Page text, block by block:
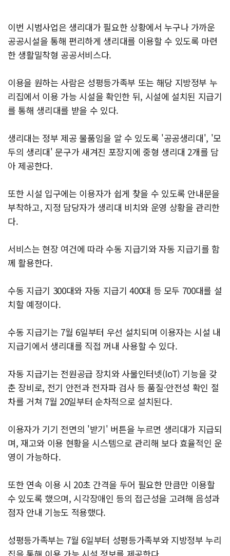
이번 시범사업은 생리대가 필요한 상황에서 누구나 가까운
공공시설을 통해 편리하게 생리대를 이용할 수 있도록 마련
한 생활밀착형 공공서비스다.
이용을 원하는 사람은 성평등가족부 또는 해당 지방정부 누
리집에서 이용 가능 시설을 확인한 뒤, 시설에 설치된 지급기
를 통해 생리대를 받을 수 있다.
생리대는 정부 제공 물품임을 알 수 있도록 '공공생리대', '모
두의 생리대' 문구가 새겨진 포장지에 중형 생리대 2개를 담
아 제공한다.
또한 시설 입구에는 이용자가 쉽게 찾을 수 있도록 안내문을
부착하고, 지정 담당자가 생리대 비치와 운영 상황을 관리한
다.
서비스는 현장 여건에 따라 수동 지급기와 자동 지급기를 함
께 활용한다.
수동 지급기 300대와 자동 지급기 400대 등 모두 700대를 설
치할 예정이다.
수동 지급기는 7월 6일부터 우선 설치되며 이용자는 시설 내
지급기에서 생리대를 직접 꺼내 사용할 수 있다.
자동 지급기는 전원공급 장치와 사물인터넷(IoT) 기능을 갖
춘 장비로, 전기 안전과 전자파 검사 등 품질·안전성 확인 절
차를 거쳐 7월 20일부터 순차적으로 설치된다.
이용자가 기기 전면의 '받기' 버튼을 누르면 생리대가 지급되
며, 재고와 이용 현황을 시스템으로 관리해 보다 효율적인 운
영이 가능하다.
또한 연속 이용 시 20초 간격을 두어 필요한 만큼만 이용할
수 있도록 했으며, 시각장애인 등의 접근성을 고려해 음성과
점자 안내 기능도 적용했다.
성평등가족부는 7월 6일부터 성평등가족부와 지방정부 누리